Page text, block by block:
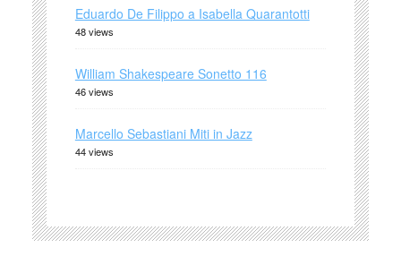
Eduardo De Filippo a Isabella Quarantotti
48 views
William Shakespeare Sonetto 116
46 views
Marcello Sebastiani Miti in Jazz
44 views